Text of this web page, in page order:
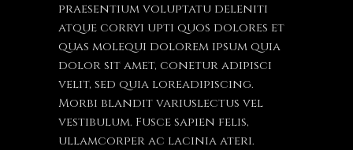
praesentium voluptatu deleniti
atque corryi upti quos dolores et
quas molequi dolorem ipsum quia
dolor sit amet, conetur adipisci
velit, sed quia loreadipiscing.
Morbi blandit variuslectus vel
vestibulum. Fusce sapien felis,
ullamcorper ac lacinia ateri.